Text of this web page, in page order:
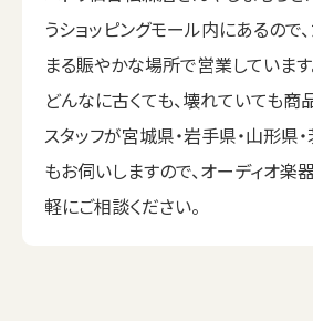
うショッピングモール内にあるので
まる賑やかな場所で営業しています
どんなに古くても、壊れていても
スタッフが宮城県・岩手県・山形県
もお伺いしますので、オーディオ楽
軽にご相談ください。